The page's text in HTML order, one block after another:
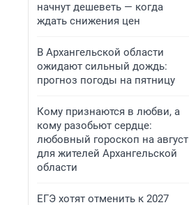
начнут дешеветь — когда
ждать снижения цен
В Архангельской области
ожидают сильный дождь:
прогноз погоды на пятницу
Кому признаются в любви, а
кому разобьют сердце:
любовный гороскоп на август
для жителей Архангельской
области
ЕГЭ хотят отменить к 2027